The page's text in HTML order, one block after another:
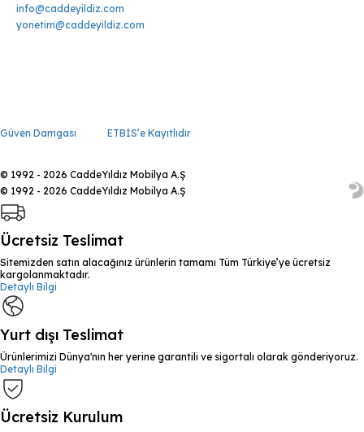
info@caddeyildiz.com
yonetim@caddeyildiz.com
Güven Damgası ETBİS’e Kayıtlıdır
© 1992 - 2026 CaddeYıldız Mobilya A.Ş
© 1992 - 2026 CaddeYıldız Mobilya A.Ş
Ücretsiz Teslimat
Sitemizden satın alacağınız ürünlerin tamamı Tüm Türkiye’ye ücretsiz
kargolanmaktadır.
Detaylı Bilgi
Yurt dışı Teslimat
Ürünlerimizi Dünya'nın her yerine garantili ve sigortalı olarak gönderiyoruz.
Detaylı Bilgi
Ücretsiz Kurulum